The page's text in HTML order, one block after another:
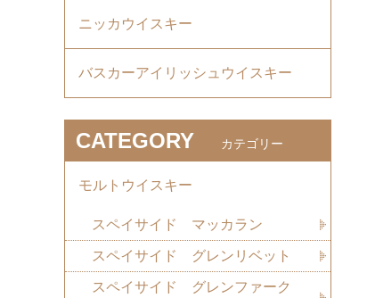
ニッカウイスキー
バスカーアイリッシュウイスキー
CATEGORY カテゴリー
モルトウイスキー
スペイサイド マッカラン
スペイサイド グレンリベット
スペイサイド グレンファーク